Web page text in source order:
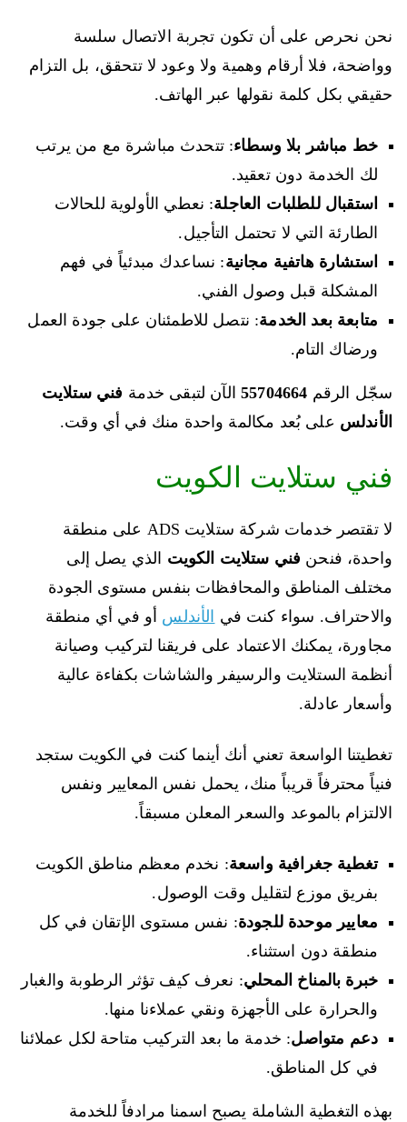
نحن نحرص على أن تكون تجربة الاتصال سلسة
وواضحة، فلا أرقام وهمية ولا وعود لا تتحقق، بل التزام
حقيقي بكل كلمة نقولها عبر الهاتف.
خط مباشر بلا وسطاء: تتحدث مباشرة مع من يرتب
لك الخدمة دون تعقيد.
استقبال للطلبات العاجلة: نعطي الأولوية للحالات
الطارئة التي لا تحتمل التأجيل.
استشارة هاتفية مجانية: نساعدك مبدئياً في فهم
المشكلة قبل وصول الفني.
متابعة بعد الخدمة: نتصل للاطمئنان على جودة العمل
ورضاك التام.
سجّل الرقم 55704664الآن لتبقى خدمة فني ستلايت
الأندلس على بُعد مكالمة واحدة منك في أي وقت.
فني ستلايت الكويت
لا تقتصر خدمات شركة ستلايت ADS على منطقة
واحدة، فنحن فني ستلايت الكويت الذي يصل إلى
مختلف المناطق والمحافظات بنفس مستوى الجودة
والاحتراف. سواء كنت في
الأندلس أو في أي منطقة
مجاورة، يمكنك الاعتماد على فريقنا لتركيب وصيانة
أنظمة الستلايت والرسيفر والشاشات بكفاءة عالية
وأسعار عادلة.
تغطيتنا الواسعة تعني أنك أينما كنت في الكويت ستجد
فنياً محترفاً قريباً منك، يحمل نفس المعايير ونفس
الالتزام بالموعد والسعر المعلن مسبقاً.
تغطية جغرافية واسعة: نخدم معظم مناطق الكويت
بفريق موزع لتقليل وقت الوصول.
معايير موحدة للجودة: نفس مستوى الإتقان في كل
منطقة دون استثناء.
خبرة بالمناخ المحلي: نعرف كيف تؤثر الرطوبة والغبار
والحرارة على الأجهزة ونقي عملاءنا منها.
دعم متواصل: خدمة ما بعد التركيب متاحة لكل عملائنا
في كل المناطق.
بهذه التغطية الشاملة يصبح اسمنا مرادفاً للخدمة